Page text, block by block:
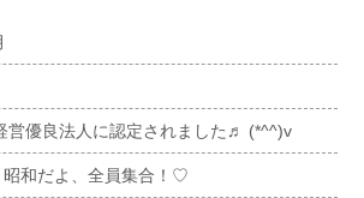
優良法人に認定されました♬ (*^^)v
和だよ、全員集合！♡